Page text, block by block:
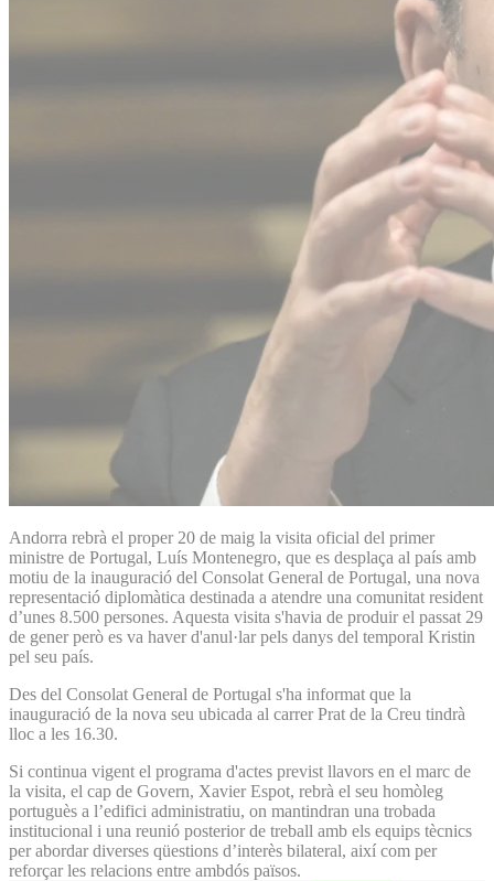
Andorra rebrà el proper 20 de maig la visita oficial del primer
ministre de Portugal, Luís Montenegro, que es desplaça al país amb
motiu de la inauguració del Consolat General de Portugal, una nova
representació diplomàtica destinada a atendre una comunitat resident
d’unes 8.500 persones. Aquesta visita s'havia de produir el passat 29
de gener però es va haver d'anul·lar pels danys del temporal Kristin
pel seu país.
Des del Consolat General de Portugal s'ha informat que la
inauguració de la nova seu ubicada al carrer Prat de la Creu tindrà
lloc a les 16.30.
Si continua vigent el programa d'actes previst llavors en el marc de
la visita, el cap de Govern, Xavier Espot, rebrà el seu homòleg
portuguès a l’edifici administratiu, on mantindran una trobada
institucional i una reunió posterior de treball amb els equips tècnics
per abordar diverses qüestions d’interès bilateral, així com per
reforçar les relacions entre ambdós països.